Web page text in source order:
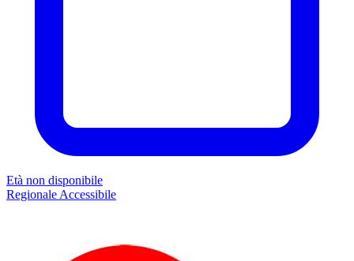
Età non disponibile
Regionale Accessibile